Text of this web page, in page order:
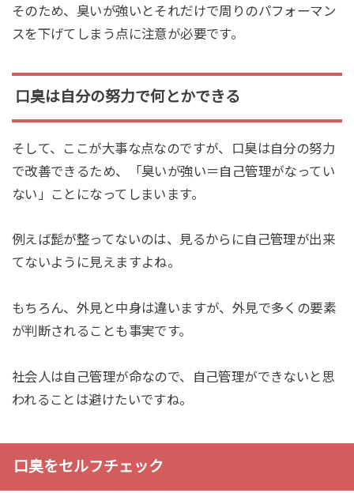
そのため、臭いが強いとそれだけで周りのパフォーマン
スを下げてしまう点に注意が必要です。
口臭は自分の努力で何とかできる
そして、ここが大事な点なのですが、口臭は自分の努力
で改善できるため、「臭いが強い＝自己管理がなってい
ない」ことになってしまいます。
例えば髭が整ってないのは、見るからに自己管理が出来
てないように見えますよね。
もちろん、外見と中身は違いますが、外見で多くの要素
が判断されることも事実です。
社会人は自己管理が命なので、自己管理ができないと思
われることは避けたいですね。
口臭をセルフチェック